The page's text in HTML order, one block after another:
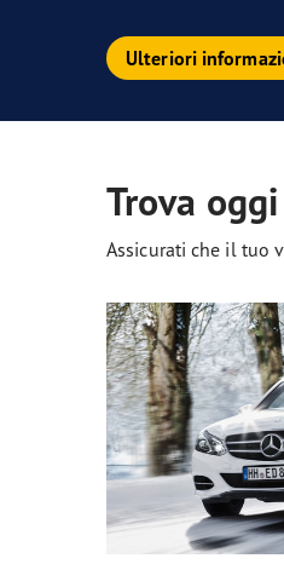
Ulteriori
Trova
Assicurati che il tuo